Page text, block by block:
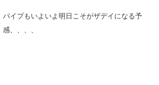
パイプもいよいよ明日こそがザデイになる予
感、、、、
chappy
Romisea